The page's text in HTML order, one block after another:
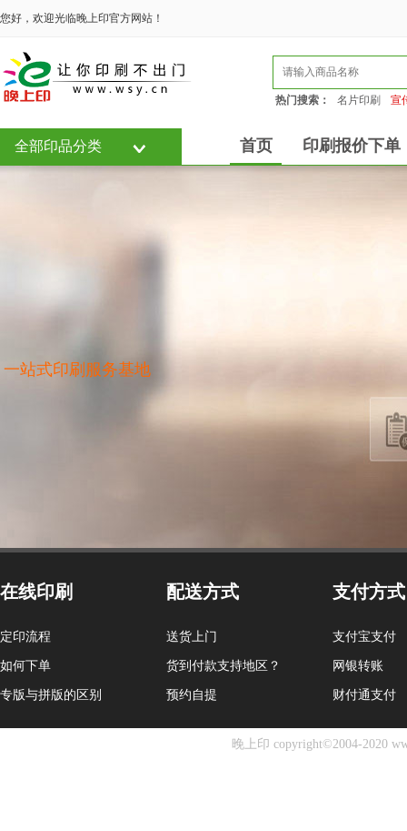
您好，欢迎光临晚上印官方网站！
热门搜索： 名片印刷 宣
全部印品分类 首页 印刷报价下单
一站式印刷服务基地
在线印刷
定印流程
如何下单
专版与拼版的区别
配送方式
送货上门
货到付款支持地区？
预约自提
支付方式
支付宝支付
网银转账
财付通支付
晚上印 copyright©2004-2020